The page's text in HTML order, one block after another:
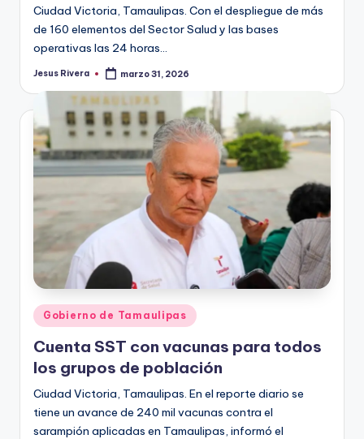
Ciudad Victoria, Tamaulipas. Con el despliegue de más
de 160 elementos del Sector Salud y las bases
operativas las 24 horas…
Publicado
Jesus Rivera marzo 31, 2026
Publicado
en
Gobierno de Tamaulipas
Cuenta SST con vacunas para todos
los grupos de población
Ciudad Victoria, Tamaulipas. En el reporte diario se
tiene un avance de 240 mil vacunas contra el
sarampión aplicadas en Tamaulipas, informó el